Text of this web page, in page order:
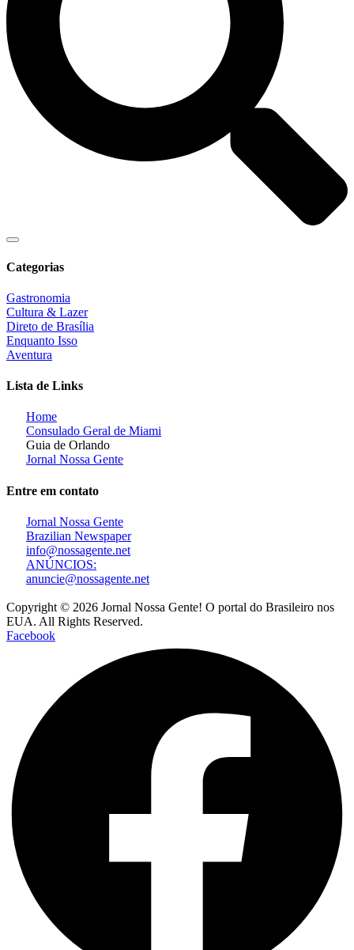
Categorias
Gastronomia
Cultura & Lazer
Direto de Brasília
Enquanto Isso
Aventura
Lista de Links
Home
Consulado Geral de Miami
Guia de Orlando
Jornal Nossa Gente
Entre em contato
Jornal Nossa Gente
Brazilian Newspaper
info@nossagente.net
ANÚNCIOS:
anuncie@nossagente.net
Copyright © 2026 Jornal Nossa Gente! O portal do Brasileiro nos
EUA. All Rights Reserved.
Facebook